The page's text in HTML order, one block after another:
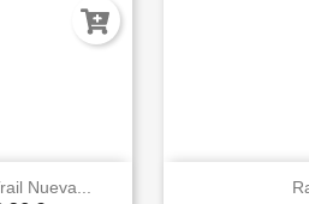
Nueva...